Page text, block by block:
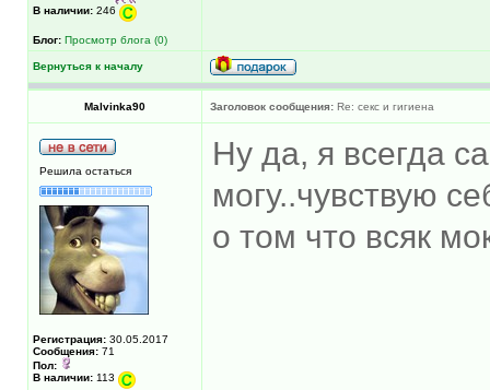
В наличии: 246
Блог: Просмотр блога (0)
Вернуться к началу
Malvinka90 Заголовок сообщения: Re: секс и гигиена
Решила остаться
Регистрация: 30.05.2017
Сообщения: 71
Пол:
В наличии: 113
Ну да, я всегда
могу..чувствую
о том что всяк